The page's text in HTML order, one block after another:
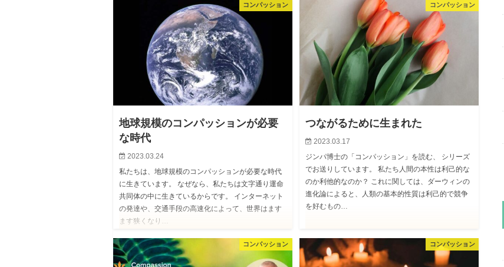
コンパッション
地球規模のコンパッションが必要
な時代
2023.03.24
私たちは、地球規模のコンパッションが必要な時代
に生きています。 なぜなら、私たちは文字通り運命
共同体の中に生きているからです。 インターネット
の発達や、交通手段の高速化によって、世界はます
ます狭くなり…
コンパッション
つながるために生まれた
2023.03.17
ジンパ博士の「コンパッション」を読む、 シリーズ
でお送りしています。 私たち人間の本性は利己的な
のか利他的なのか？ これに関しては、ダーウィンの
進化論によると、人類の基本的性質は利己的で競争
を好むもの…
コンパッション コンパッション